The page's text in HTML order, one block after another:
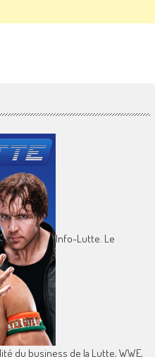
Info-Lutte. Le
du business de la Lutte, WWE,